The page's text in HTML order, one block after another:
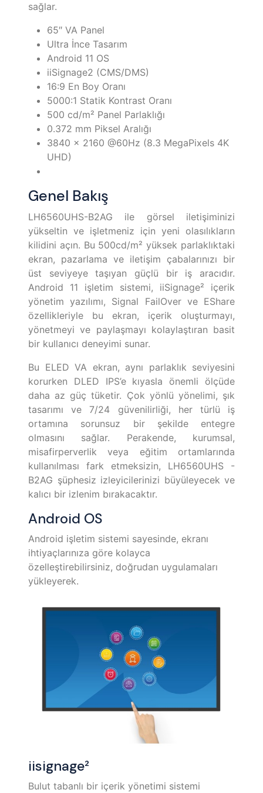
sağlar.
65″ VA Panel
Ultra İnce Tasarım
Android 11 OS
iiSignage2 (CMS/DMS)
16:9 En Boy Oranı
5000:1 Statik Kontrast Oranı
500 cd/m² Panel Parlaklığı
0.372 mm Piksel Aralığı
3840 x 2160 @60Hz (8.3 MegaPixels 4K
UHD)
Genel Bakış
LH6560UHS-B2AG ile görsel iletişiminizi
yükseltin ve işletmeniz için yeni olasılıkların
kilidini açın. Bu 500cd/m² yüksek parlaklıktaki
ekran, pazarlama ve iletişim çabalarınızı bir
üst seviyeye taşıyan güçlü bir iş aracıdır.
Android 11 işletim sistemi, iiSignage² içerik
yönetim yazılımı, Signal FailOver ve EShare
özellikleriyle bu ekran, içerik oluşturmayı,
yönetmeyi ve paylaşmayı kolaylaştıran basit
bir kullanıcı deneyimi sunar.
Bu ELED VA ekran, aynı parlaklık seviyesini
korurken DLED IPS’e kıyasla önemli ölçüde
daha az güç tüketir. Çok yönlü yönelimi, şık
tasarımı ve 7/24 güvenilirliği, her türlü iş
ortamına sorunsuz bir şekilde entegre
olmasını sağlar. Perakende, kurumsal,
misafirperverlik veya eğitim ortamlarında
kullanılması fark etmeksizin, LH6560UHS -
B2AG şüphesiz izleyicilerinizi büyüleyecek ve
kalıcı bir izlenim bırakacaktır.
Android OS
Android işletim sistemi sayesinde, ekranı
ihtiyaçlarınıza göre kolayca
özelleştirebilirsiniz, doğrudan uygulamaları
yükleyerek.
iisignage²
Bulut tabanlı bir içerik yönetimi sistemi